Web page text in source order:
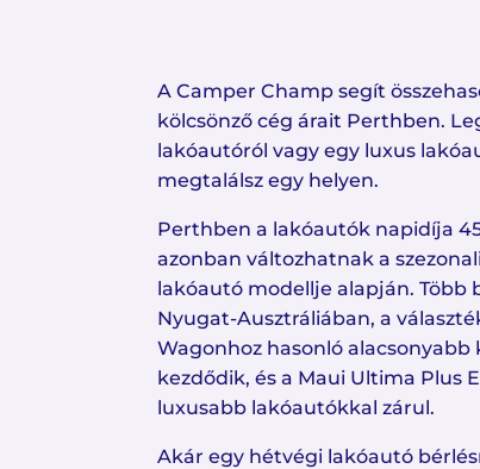
A Camper Champ segít
kölcsönző cég árait Perthben.
lakóautóról vagy egy luxus
megtalálsz egy helyen.
Perthben a lakóautók napidíja
azonban változhatnak a
lakóautó modellje alapján. Több
Nyugat-Ausztráliában, a
Wagonhoz hasonló
kezdődik, és a Maui Ultima Plus
luxusabb lakóautókkal zárul.
Akár egy hétvégi lakóautó